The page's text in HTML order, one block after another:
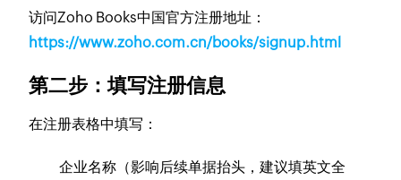
访问Zoho Books中国官方注册地址：
https://www.zoho.com.cn/books/signup.html
第二步：填写注册信息
在注册表格中填写：
企业名称（影响后续单据抬头，建议填英文全